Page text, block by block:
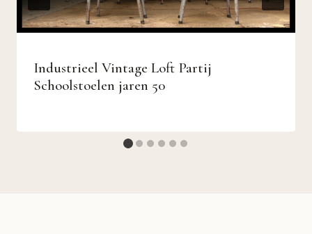
Industrieel Vintage Loft Partij
Schoolstoelen jaren 50